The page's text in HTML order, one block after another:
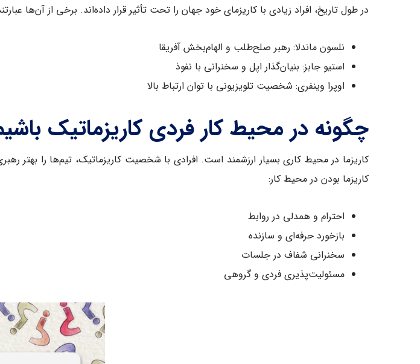
در طول تاریخ، افراد زیادی با کاریزمای خود جهان را تحت تأثیر قرار داده‌اند. برخی از آن‌ها
نلسون ماندلا: رهبر صلح‌طلب و الهام‌بخش آفریقا
استیو جابز: بنیان‌گذار اپل و سخنرانی با نفوذ
اوپرا وینفری: شخصیت تلویزیونی با توان ارتباط بالا
چگونه در محیط کار فردی کاریزماتیک
کاریزما در محیط کاری بسیار ارزشمند است. افرادی با شخصیت کاریزماتیک، تیم‌ها را بهتر
کاریزما بودن در محیط کار:
احترام و همدلی در روابط
بازخورد حرفه‌ای و سازنده
سخنرانی شفاف در جلسات
مسئولیت‌پذیری فردی و گروهی